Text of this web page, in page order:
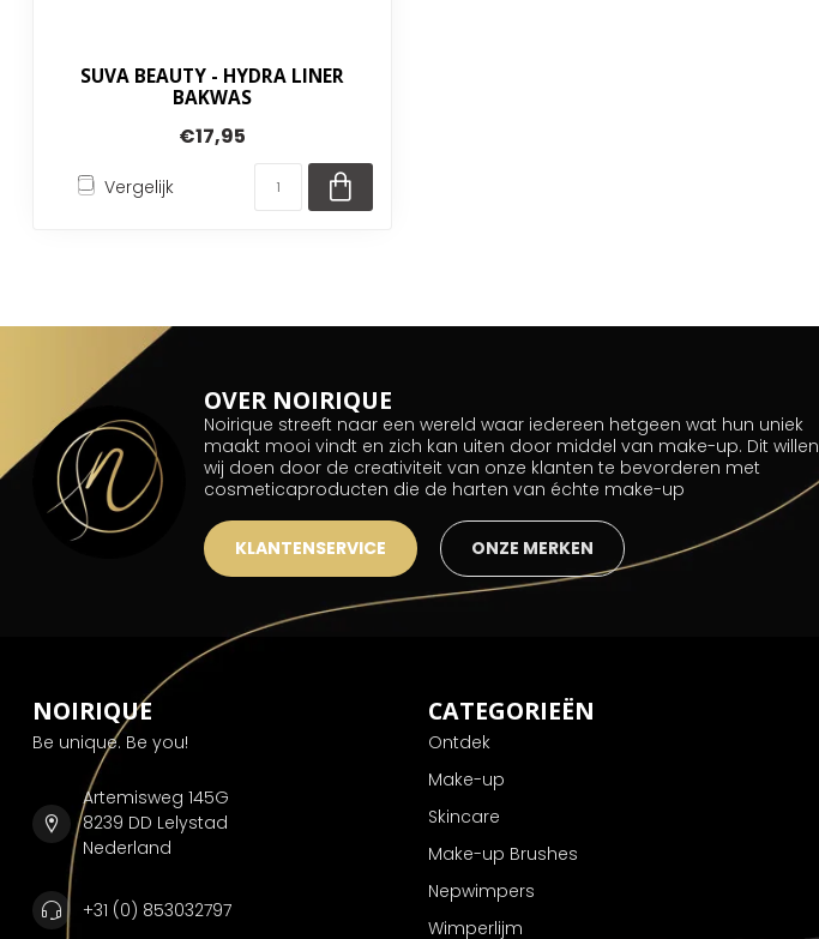
SUVA BEAUTY - HYDRA LINER
BAKWAS
€17,95
Vergelijk
OVER NOIRIQUE
Noirique streeft naar een wereld waar iedereen hetgeen wat hun uniek
maakt mooi vindt en zich kan uiten door middel van make-up. Dit willen
wij doen door de creativiteit van onze klanten te bevorderen met
cosmeticaproducten die de harten van échte make-up
KLANTENSERVICE ONZE MERKEN
NOIRIQUE
Be unique. Be you!
Artemisweg 145G
8239 DD Lelystad
Nederland
+31 (0) 853032797
CATEGORIEËN
Ontdek
Make-up
Skincare
Make-up Brushes
Nepwimpers
Wimperlijm